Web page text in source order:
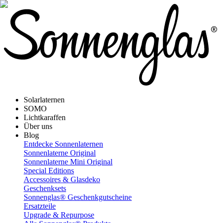
Solarlaternen
SOMO
Lichtkaraffen
Über uns
Blog
Entdecke Sonnenlaternen
Sonnenlaterne Original
Sonnenlaterne Mini Original
Special Editions
Accessoires & Glasdeko
Geschenksets
Sonnenglas® Geschenkgutscheine
Ersatzteile
Upgrade & Repurpose